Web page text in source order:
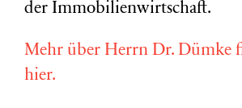
der Immobilienwirtschaft.
Mehr über Herrn Dr. Dümke
hier.